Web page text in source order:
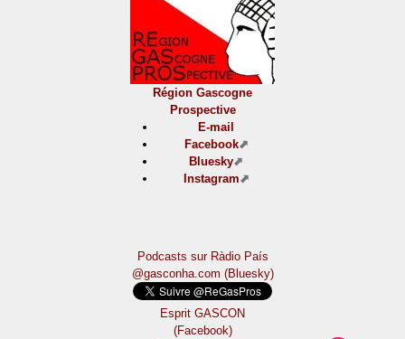
Région Gascogne
Prospective
E-mail
Facebook
Bluesky
Instagram
Podcasts sur Ràdio País
@gasconha.com (Bluesky)
Esprit GASCON
(Facebook)